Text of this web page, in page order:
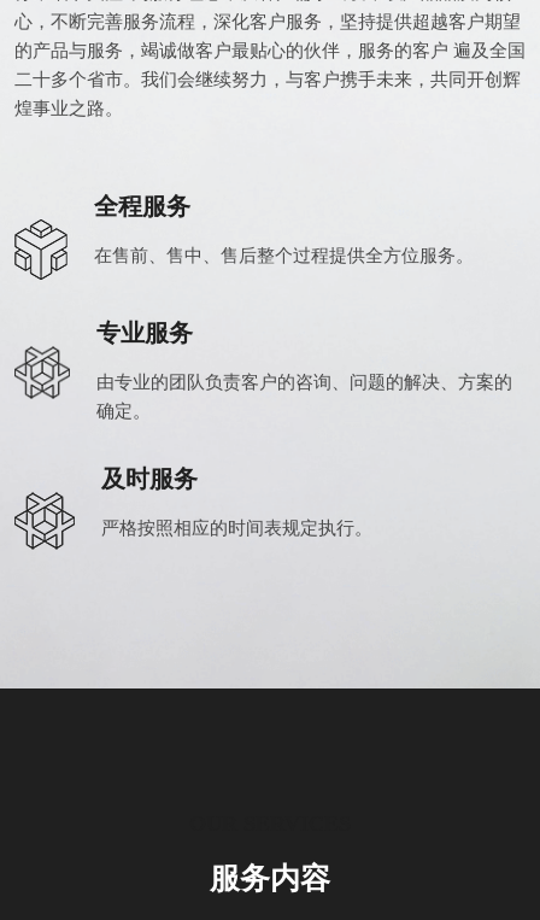
心，不断完善服务流程，深化客户服务，坚持提供超越客户期望
的产品与服务，竭诚做客户最贴心的伙伴，服务的客户 遍及全国
二十多个省市。我们会继续努力，与客户携手未来，共同开创辉
煌事业之路。
全程服务
在售前、售中、售后整个过程提供全方位服务。
专业服务
由专业的团队负责客户的咨询、问题的解决、方案的
确定。
及时服务
严格按照相应的时间表规定执行。
服务内容